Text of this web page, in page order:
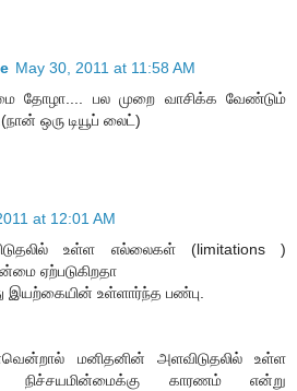
May 30, 2011 at 11:58 AM
தோழா.... பல முறை வாசிக்க வேண்டும்
ஒரு டியூப் லைட்)
at 12:01 AM
உள்ள எல்லைகள் (limitations )
ஏற்படுகிறதா
உள்ளார்ந்த பண்பு.
மனிதனின் அளவிடுதலில் உள்ள
காரணம் என்று